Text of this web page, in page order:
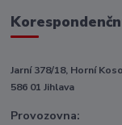
Jarní 378/18, Horní
586 01 Jihlava
Provozovna: